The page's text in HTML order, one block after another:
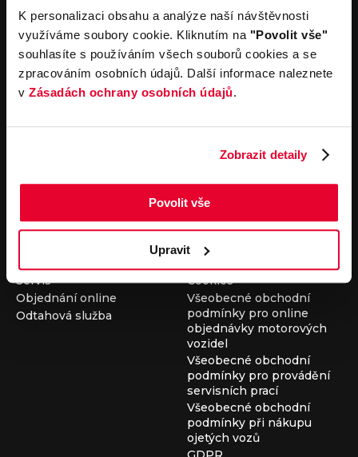
K personalizaci obsahu a analýze naší návštěvnosti
využíváme soubory cookie. Kliknutím na "Povolit vše"
souhlasíte s používáním všech souborů cookies a se
zpracováním osobních údajů. Další informace naleznete
v Zásadách ochrany osobních údajů.
Zobrazit detaily
Povolit vše
Upravit
Koupit vůz
Koupit nový vůz
Koupit ojetý vůz
Koupit užitkový vůz
Koupit obytný vůz
Prodat vůz
Nezávazně ocenit
Průběh výkupu vozu
Louda Auto+ Poděbrady
Novinky
Kariéra
Servis
Objednání online
Odtahová služba
Důležité odkazy
Cookies
Všeobecné obchodní
podmínky pro online
objednávky motorových
vozidel
Všeobecné obchodní
podmínky pro provádění
servisních prací
Všeobecné obchodní
podmínky při nákupu
ojetých vozů